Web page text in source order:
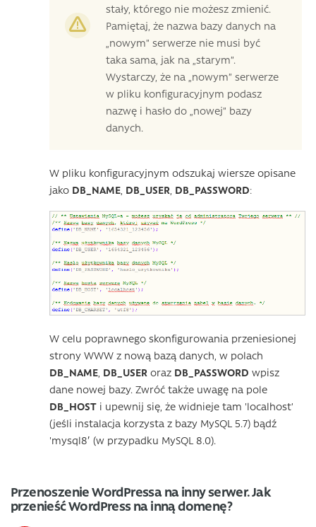
stały, którego nie możesz zmienić.
Pamiętaj, że nazwa bazy danych na
„nowym” serwerze nie musi być
taka sama, jak na „starym”.
Wystarczy, że na „nowym” serwerze
w pliku konfiguracyjnym podasz
nazwę i hasło do „nowej” bazy
danych.
W pliku konfiguracyjnym odszukaj wiersze opisane
jako DB_NAME DB_USER DB_PASSWORD:
W celu poprawnego skonfigurowania przeniesionej
strony WWW z nową bazą danych, w polach
DB_NAME DB_USER oraz DB_PASSWORD wpisz
dane nowej bazy. Zwróć także uwagę na pole
DB_HOST i upewnij się, że widnieje tam 'localhost’
(jeśli instalacja korzysta z bazy MySQL 5.7) bądź
'mysql8′ (w przypadku MySQL 8.0).
Przenoszenie WordPressa na inny serwer. Jak
przenieść WordPress na inną domenę?